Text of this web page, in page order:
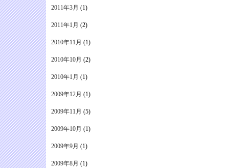
2011年3月 (1)
2011年1月 (2)
2010年11月 (1)
2010年10月 (2)
2010年1月 (1)
2009年12月 (1)
2009年11月 (5)
2009年10月 (1)
2009年9月 (1)
2009年8月 (1)